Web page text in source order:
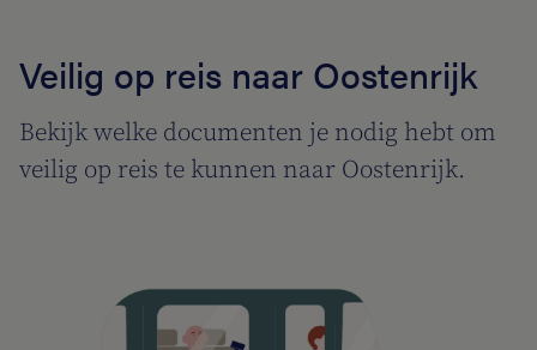
Veilig op reis naar Oostenrijk
Bekijk welke documenten je nodig hebt om
veilig op reis te kunnen naar Oostenrijk.